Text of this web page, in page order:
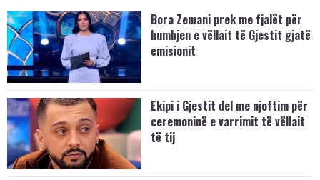
Bora Zemani prek me fjalët për
humbjen e vëllait të Gjestit gjatë
emisionit
Ekipi i Gjestit del me njoftim për
ceremoninë e varrimit të vëllait
të tij